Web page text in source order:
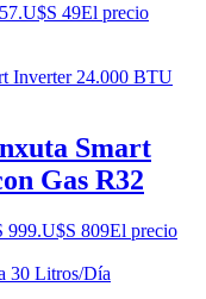
U$S 49El precio
Smart
Gas R32
999.U$S 809El precio